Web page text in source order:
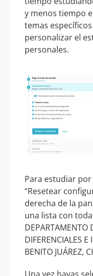
y menos tiempo
temas
personalizar el
personales.
Para estudiar
“Resetear
derecha de la
una lista con
DEPARTAMENTO
DIFERENCIALES
BENITO JUÁREZ,